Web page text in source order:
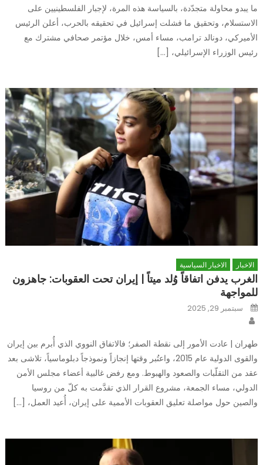
ما يبدو محاولة متجدّدة، بالسياسة هذه المرة، لإجبار الفلسطينيين على
الاستسلام، وتحقيق ما فشلت إسرائيل في تحقيقه بالحرب، أعلن الرئيس
الأميركي، دونالد ترامب، مساء أمس، خلال مؤتمر صحافي مشترك مع
رئيس الوزراء الإسرائيلي، […]
الاخبار الاخبار السياسية
الغرب يدفن اتفاقاً وُلد ميتاً | إيران تحت العقوبات: جاهزون
للمواجهة
Posted
onسبتمبر 29, 2025
طهران | عادت الأمور إلى نقطة الصفر؛ فالاتفاق النووي الذي أُبرم بين إيران
والقوى الدولية عام 2015، واعتُبر وقتها إنجازاً ونموذجاً دبلوماسياً، تلاشى بعد
عقد من التقلّبات والصعود والهبوط. ومع رفض غالبية أعضاء مجلس الأمن
الدولي، مساء الجمعة، مشروع القرار الذي تقدَّمت به كلّ من روسيا
والصين حول مواصلة تعليق العقوبات الأممية على إيران، أُعيد العمل، […]